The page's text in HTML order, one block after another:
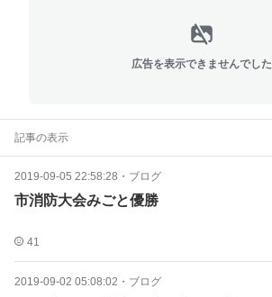
広告を表示できませんでした
記事の表示
2019-09-05 22:58:28 ・ ブログ
市消防大会みごと優勝
41
2019-09-02 05:08:02 ・ ブログ